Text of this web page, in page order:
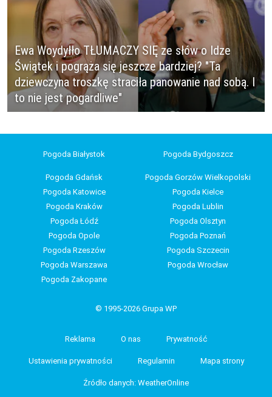
Ewa Woydyłło TŁUMACZY SIĘ ze słów o Idze
Świątek i pogrąża się jeszcze bardziej? "Ta
dziewczyna troszkę straciła panowanie nad sobą. I
to nie jest pogardliwe"
Pogoda Białystok Pogoda Bydgoszcz
Pogoda Gdańsk
Pogoda Gorzów Wielkopolski
Pogoda Katowice
Pogoda Kielce
Pogoda Kraków
Pogoda Lublin
Pogoda Łódź
Pogoda Olsztyn
Pogoda Opole
Pogoda Poznań
Pogoda Rzeszów
Pogoda Szczecin
Pogoda Warszawa
Pogoda Wrocław
Pogoda Zakopane
© 1995-2026 Grupa WP
Reklama O nas Prywatność
Ustawienia prywatności Regulamin Mapa strony
Źródło danych: WeatherOnline